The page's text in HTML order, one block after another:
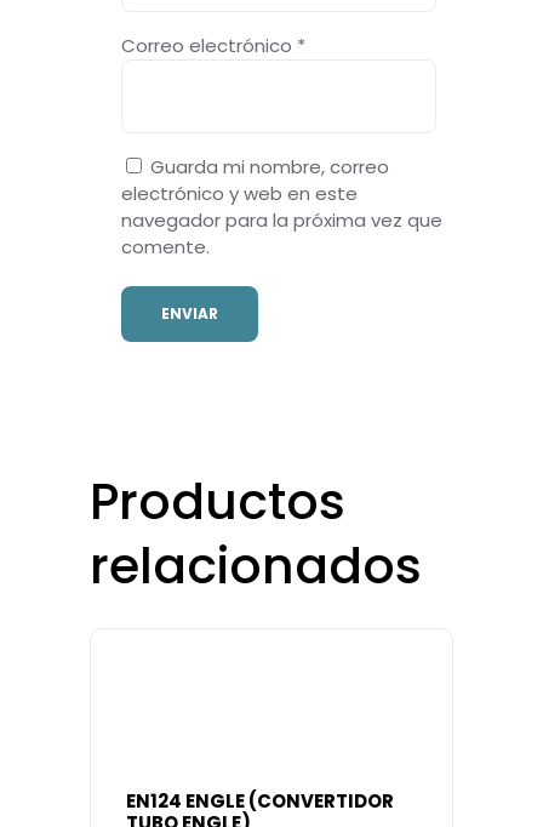
Correo electrónico *
Guarda mi nombre, correo
electrónico y web en este
navegador para la próxima vez que
comente.
Productos
relacionados
EN124 ENGLE (CONVERTIDOR